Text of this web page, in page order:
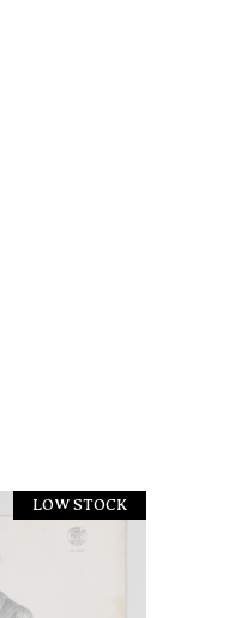
Sold
LOW STOCK